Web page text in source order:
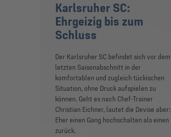
Karlsruher SC:
Ehrgeizig bis zum
Schluss
Der Karlsruher SC befindet sich vor dem
letzten Saisonabschnitt in der
komfortablen und zugleich tückischen
Situation, ohne Druck aufspielen zu
können. Geht es nach Chef-Trainer
Christian Eichner, lautet die Devise aber:
Eher einen Gang hochschalten als einen
zurück.